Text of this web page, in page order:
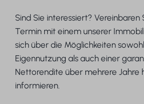
Sind Sie interessiert?
Termin mit einem unserer
sich über die Möglichkeiten
Eigennutzung als auch einer
Nettorendite über mehrere Jahre
informieren.